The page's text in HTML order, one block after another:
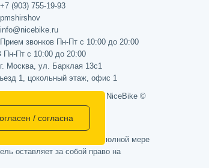
+7 (903) 755-19-93
pmshirshov
info@nicebike.ru
Прием звонков Пн-Пт с 10:00 до 20:00
Пн-Пт с 10:00 до 20:00
г. Москва, ул. Барклая 13с1
1, цокольный этаж, офис 1
интернет-магазин NiceBike ©
- 2026
кодекса РФ) и не может в полной мере
оставляет за собой право на
/ согласна